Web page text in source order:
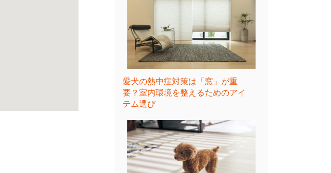
愛犬の熱中症対策は「窓」が重
要？室内環境を整えるためのアイ
テム選び